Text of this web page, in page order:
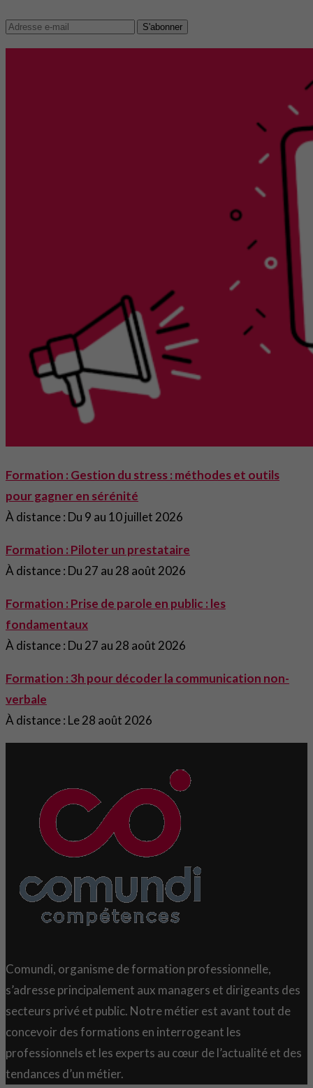
S'abonner
Formation : Gestion du stress : méthodes et outils
pour gagner en sérénité
À distance : Du 9 au 10 juillet 2026
Formation : Piloter un prestataire
À distance : Du 27 au 28 août 2026
Formation : Prise de parole en public : les
fondamentaux
À distance : Du 27 au 28 août 2026
Formation : 3h pour décoder la communication non-
verbale
À distance : Le 28 août 2026
Comundi, organisme de formation professionnelle,
s’adresse principalement aux managers et dirigeants des
secteurs privé et public. Notre métier est avant tout de
concevoir des formations en interrogeant les
professionnels et les experts au cœur de l’actualité et des
tendances d’un métier.